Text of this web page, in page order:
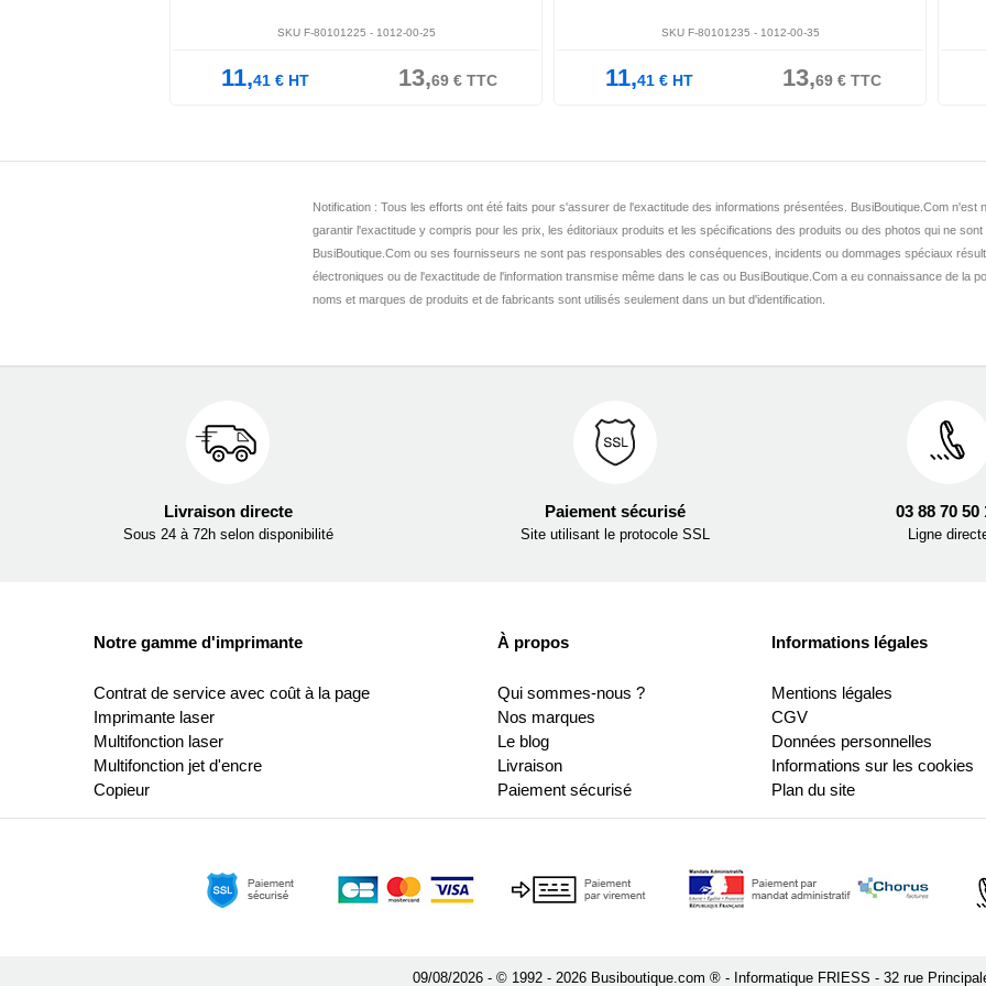
SKU F-80101225 - 1012-00-25
11,41€HT 13,69 € TTC
SKU F-80101235 - 1012-00-35
11,41€HT 13,69 € TTC
Notification : Tous les efforts ont été faits pour s'assurer de l'exactitude des informations présentées. BusiBoutique.Com n'est
garantir l'exactitude y compris pour les prix, les éditoriaux produits et les spécifications des produits ou des photos qui ne
BusiBoutique.Com ou ses fournisseurs ne sont pas responsables des conséquences, incidents ou dommages spéciaux
électroniques ou de l'exactitude de l'information transmise même dans le cas ou BusiBoutique.Com a eu connaissance de la
noms et marques de produits et de fabricants sont utilisés seulement dans un but d'identification.
Livraison directe
Sous 24 à 72h selon disponibilité
Paiement sécurisé
Site utilisant le protocole SSL
03 88 70 50
Ligne
Notre gamme d'imprimante
Contrat de service avec coût à la page
Imprimante laser
Multifonction laser
Multifonction jet d'encre
Copieur
À propos
Qui sommes-nous ?
Nos marques
Le blog
Livraison
Paiement sécurisé
Informations légales
Mentions légales
CGV
Données personnelles
Informations sur les cookies
Plan du site
09/08/2026 - © 1992 - 2026 Busiboutique.com ® - Informatique FRIESS - 32 rue